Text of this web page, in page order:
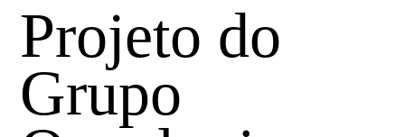
Projeto do
Grupo